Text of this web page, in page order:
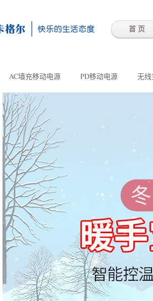
首 页
AC墙充移动电源 PD移动电源 无